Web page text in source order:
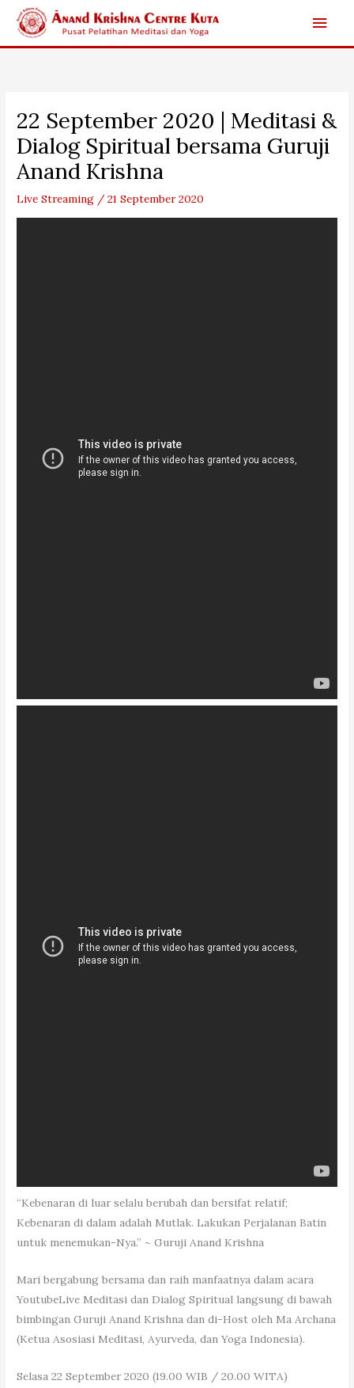
Skip
content
Main
22 September 2020 | Meditasi &
Dialog Spiritual bersama Guruji
Anand Krishna
Live Streaming /21 September 2020
“Kebenaran di luar selalu berubah dan bersifat relatif;
Kebenaran di dalam adalah Mutlak. Lakukan Perjalanan Batin
untuk menemukan-Nya.” ~ Guruji Anand Krishna
Mari bergabung bersama dan raih manfaatnya dalam acara
YoutubeLive Meditasi dan Dialog Spiritual langsung di bawah
bimbingan Guruji Anand Krishna dan di-Host oleh Ma Archana
(Ketua Asosiasi Meditasi, Ayurveda, dan Yoga Indonesia).
Selasa 22 September 2020 (19.00 WIB / 20.00 WITA)